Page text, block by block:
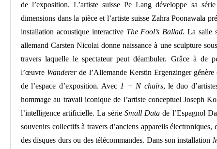
de l’exposition. L’artiste suisse Pe Lang développe sa
dimensions dans la pièce et l’artiste suisse Zahra Poonawala
installation acoustique interactive The Fool’s Ballad. La salle
allemand Carsten Nicolai donne naissance à une sculpture
travers laquelle le spectateur peut déambuler. Grâce à de
l’œuvre Wandererde l’Allemande Kerstin Ergenzinger
de l’espace d’exposition. Avec 1 + N chairs, le duo
hommage au travail iconique de l’artiste conceptuel Joseph
l’intelligence artificielle. La série Small Data de l’Espagnol
souvenirs collectifs à travers d’anciens appareils électroniques,
des disques durs ou des télécommandes. Dans son installation